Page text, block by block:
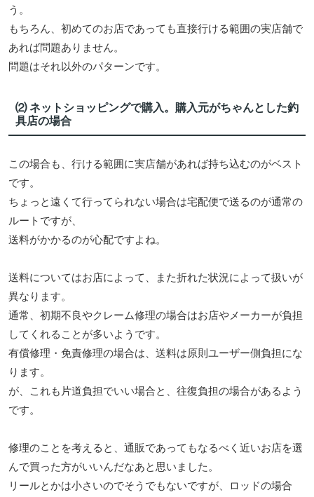
う。
もちろん、初めてのお店であっても直接行ける範囲の実店舗で
あれば問題ありません。
問題はそれ以外のパターンです。
⑵ ネットショッピングで購入。購入元がちゃんとした釣
具店の場合
この場合も、行ける範囲に実店舗があれば持ち込むのがベスト
です。
ちょっと遠くて行ってられない場合は宅配便で送るのが通常の
ルートですが、
送料がかかるのが心配ですよね。
送料についてはお店によって、また折れた状況によって扱いが
異なります。
通常、初期不良やクレーム修理の場合はお店やメーカーが負担
してくれることが多いようです。
有償修理・免責修理の場合は、送料は原則ユーザー側負担にな
ります。
が、これも片道負担でいい場合と、往復負担の場合があるよう
です。
修理のことを考えると、通販であってもなるべく近いお店を選
んで買った方がいいんだなあと思いました。
リールとかは小さいのでそうでもないですが、ロッドの場合